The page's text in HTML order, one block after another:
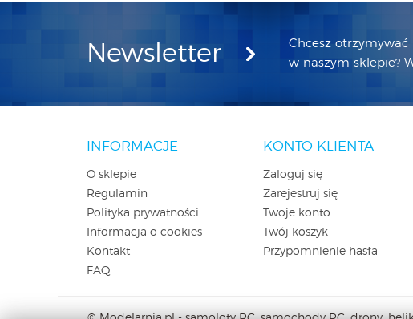
Newsletter
Chcesz
w naszym sklepie?
INFORMACJE
O sklepie
Regulamin
Polityka prywatności
Informacja o cookies
Kontakt
FAQ
KONTO KLIENTA
Zaloguj się
Zarejestruj się
Twoje konto
Twój koszyk
Przypomnienie hasła